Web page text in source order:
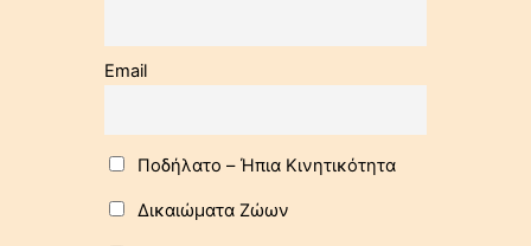
Email
Ποδήλατo – Ήπια Κινητικότητα
Δικαιώματα Ζώων